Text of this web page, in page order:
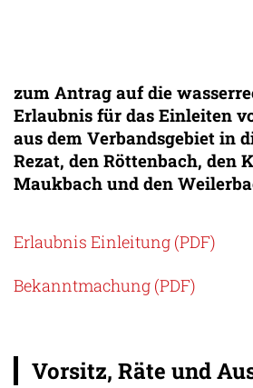
zum Antrag auf die
Erlaubnis für das Einleiten
aus dem Verbandsgebiet in
Rezat, den Röttenbach, den
Maukbach und den
Erlaubnis Einleitung (PDF)
Bekanntmachung (PDF)
Vorsitz, Räte und